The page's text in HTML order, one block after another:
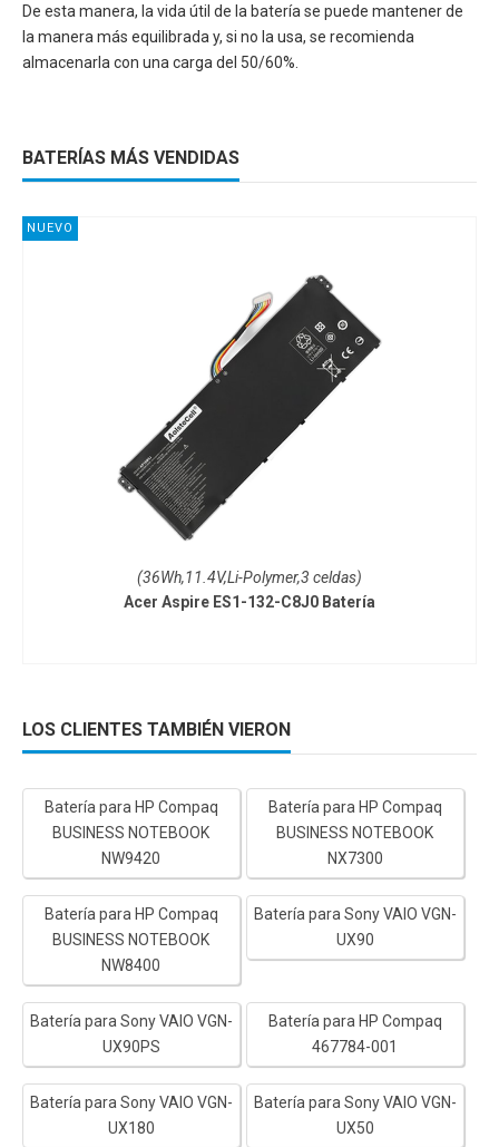
De esta manera, la vida útil de la batería se puede mantener de
la manera más equilibrada y, si no la usa, se recomienda
almacenarla con una carga del 50/60%.
BATERÍAS MÁS VENDIDAS
NUEVO
(36Wh,11.4V,Li-Polymer,3 celdas)
Acer Aspire ES1-132-C8J0 Batería
LOS CLIENTES TAMBIÉN VIERON
Batería para HP Compaq
BUSINESS NOTEBOOK
NW9420
Batería para HP Compaq
BUSINESS NOTEBOOK
NX7300
Batería para HP Compaq
BUSINESS NOTEBOOK
NW8400
Batería para Sony VAIO VGN-
UX90
Batería para Sony VAIO VGN-
UX90PS
Batería para HP Compaq
467784-001
Batería para Sony VAIO VGN-
UX180
Batería para Sony VAIO VGN-
UX50